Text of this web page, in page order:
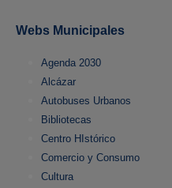
Webs Municipales
Agenda 2030
Alcázar
Autobuses Urbanos
Bibliotecas
Centro HIstórico
Comercio y Consumo
Cultura